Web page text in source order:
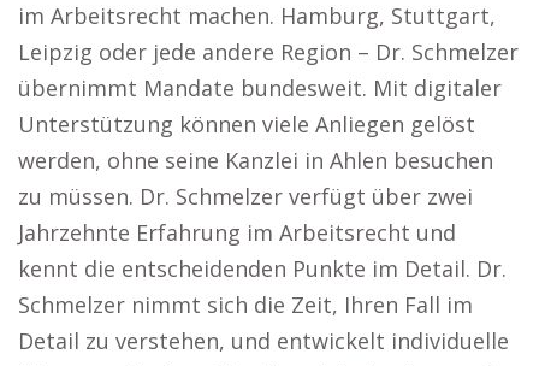
im Arbeitsrecht machen. Hamburg, Stuttgart,
Leipzig oder jede andere Region – Dr. Schmelzer
übernimmt Mandate bundesweit. Mit digitaler
Unterstützung können viele Anliegen gelöst
werden, ohne seine Kanzlei in Ahlen besuchen
zu müssen. Dr. Schmelzer verfügt über zwei
Jahrzehnte Erfahrung im Arbeitsrecht und
kennt die entscheidenden Punkte im Detail. Dr.
Schmelzer nimmt sich die Zeit, Ihren Fall im
Detail zu verstehen, und entwickelt individuelle